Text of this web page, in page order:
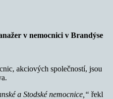
v nemocnici v Brandýse
akciových společností, jsou
a Stodské nemocnice,“ řekl